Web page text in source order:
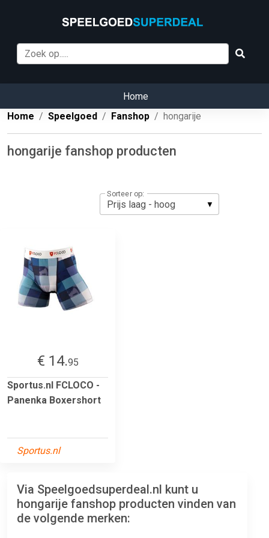
Home
Home
Speelgoed Fanshop hongarije
hongarije fanshop producten
Sorteer op:
€ 14.95
Sportus.nl FCLOCO -
Panenka Boxershort
Sportus.nl
Via Speelgoedsuperdeal.nl kunt u
hongarije fanshop producten vinden van
de volgende merken: